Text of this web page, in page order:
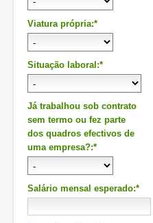
Viatura própria:*
Situação laboral:*
Já trabalhou sob contrato
sem termo ou fez parte
dos quadros efectivos de
uma empresa?:*
Salário mensal esperado:*